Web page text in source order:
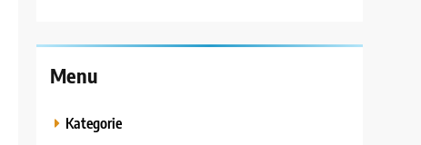
Menu
Kategorie